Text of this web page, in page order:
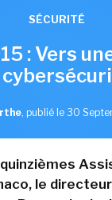
SÉCURITÉ
: Vers
, publié le 30
le